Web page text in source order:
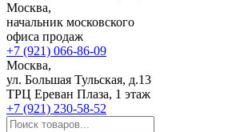
Москва,
начальник московского
офиса продаж
+7 (921) 066-86-09
Москва,
ул. Большая Тульская, д.13
ТРЦ Ереван Плаза, 1 этаж
+7 (921) 230-58-52